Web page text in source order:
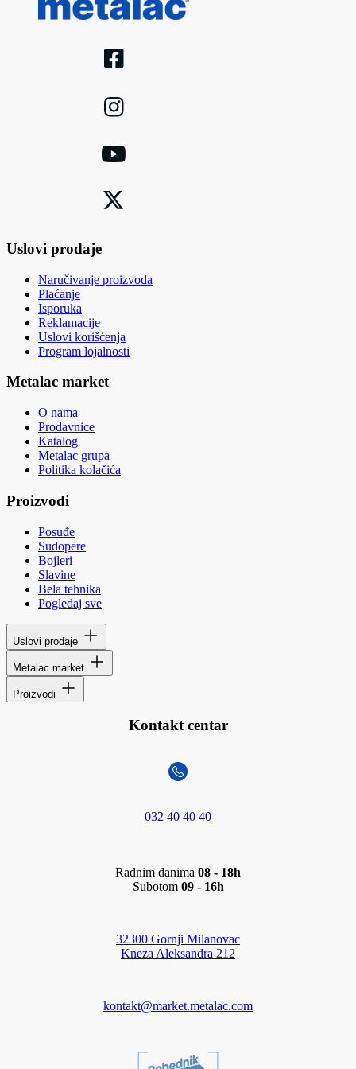
Uslovi prodaje
Naručivanje proizvoda
Plaćanje
Isporuka
Reklamacije
Uslovi korišćenja
Program lojalnosti
Metalac market
O nama
Prodavnice
Katalog
Metalac grupa
Politika kolačića
Proizvodi
Posuđe
Sudopere
Bojleri
Slavine
Bela tehnika
Pogledaj sve
Uslovi prodaje
Metalac market
Proizvodi
Kontakt centar
032 40 40 40
Radnim danima 08 - 18h
Subotom 09 - 16h
32300 Gornji Milanovac
Kneza Aleksandra 212
kontakt@market.metalac.com